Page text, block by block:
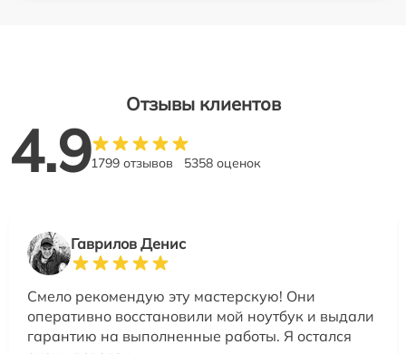
Отзывы клиентов
4.91799 отзывов 5358 оценок
Гаврилов Денис
Смело рекомендую эту мастерскую! Они
оперативно восстановили мой ноутбук и выдали
гарантию на выполненные работы. Я остался